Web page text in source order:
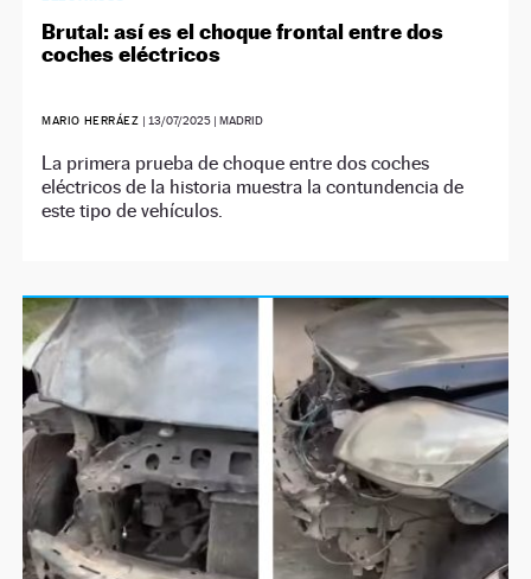
Brutal: así es el choque frontal entre dos
coches eléctricos
MARIO HERRÁEZ | 13/07/2025 | MADRID
La primera prueba de choque entre dos coches
eléctricos de la historia muestra la contundencia de
este tipo de vehículos.